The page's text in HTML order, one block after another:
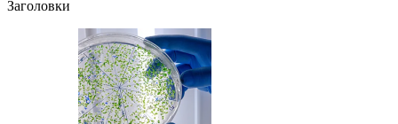
Заголовки